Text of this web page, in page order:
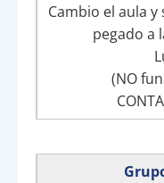
Cambio el aula
pegado a
(NO